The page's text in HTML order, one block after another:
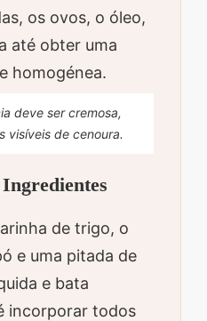
os ovos, o óleo,
até obter uma
homogénea.
deve ser cremosa,
visíveis de cenoura.
de trigo, o
e uma pitada de
e bata
incorporar todos